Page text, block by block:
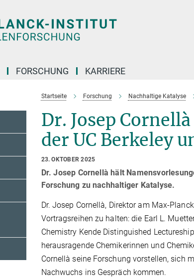
FORSCHUNG KARRIERE
Startseite Forschung Nachhaltige Katalyse
Dr. Josep
der UC Berkeley
23. OKTOBER 2025
Dr. Josep Cornellà hält
Forschung zu nachhaltiger Katalyse.
Dr. Josep Cornellà, Direktor am Max-
Vortragsreihen zu halten: die Earl L.
Chemistry Kende Distinguished
herausragende Chemikerinnen und
Cornellà seine Forschung vorstellen, sich
Nachwuchs ins Gespräch kommen.